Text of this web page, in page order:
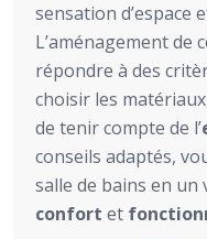
sensation d’espace
L’aménagement de
répondre à des
choisir les
de tenir compte de l’
conseils adaptés,
salle de bains en
confort et